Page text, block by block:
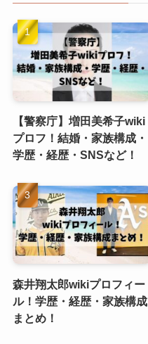
【警察庁】増田美希子wiki
プロフ！結婚・家族構成・
学歴・経歴・SNSなど！
森井翔太郎wikiプロフィー
ル！学歴・経歴・家族構成
まとめ！